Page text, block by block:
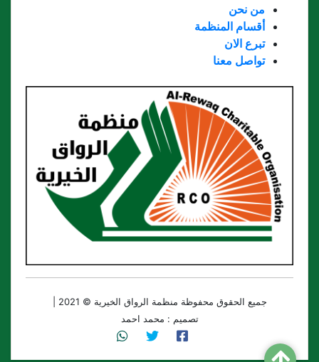
من نحن
أقسام المنظمة
تبرع الان
تواصل معنا